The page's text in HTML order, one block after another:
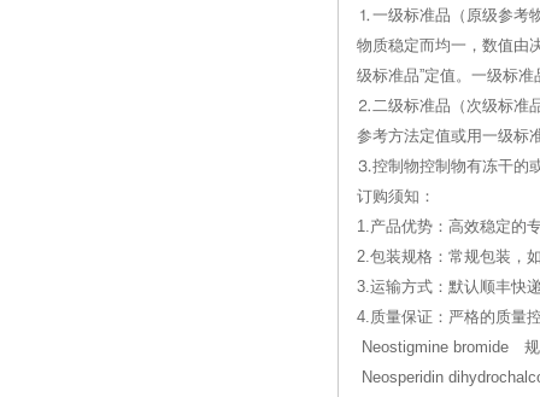
⒈一级标准品（原级参考
物质稳定而均一，数值由
级标准品”定值。一级标
⒉二级标准品（次级标准
参考方法定值或用一级标
⒊控制物控制物有冻干的
订购须知：
1.产品优势：高效稳定的
2.包装规格：常规包装，
3.运输方式：默认顺丰快
4.质量保证：严格的质量
Neostigmine bromide
Neosperidin